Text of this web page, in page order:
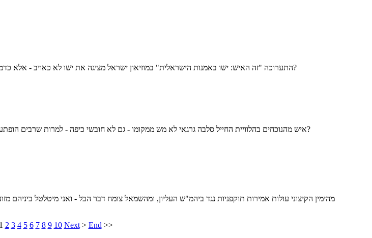
התערוכה "זה האיש: ישו באמנות הישראלית" במוזיאון ישראל מציגה את ישו לא כאויב - אלא כדמות טרגית. בזכות כוחה האמנותי היא מעלה את השאלה: האם לא הגיע הזמן ליחסים חדשים בין הדתות?
איש מהנוכחים בהלוויית החייל סלבה גרגאי לא מש ממקומו - גם לא חובשי כיפה - למרות שרבים הופתעו מהטקס הנוצרי. אז אם החברה הישראלית יודעת לכבד - מדוע חיילים לא-יהודים עדיין נקברים בנפרד?
מהימין הקיצוני עולות אמירות תוקפניות נגד ביהמ"ש העליון, ומהשמאל צומח דבר הבל - ואני מיטלטל
1 2 3 4 5 6 7 8 9 10 Next> End >>